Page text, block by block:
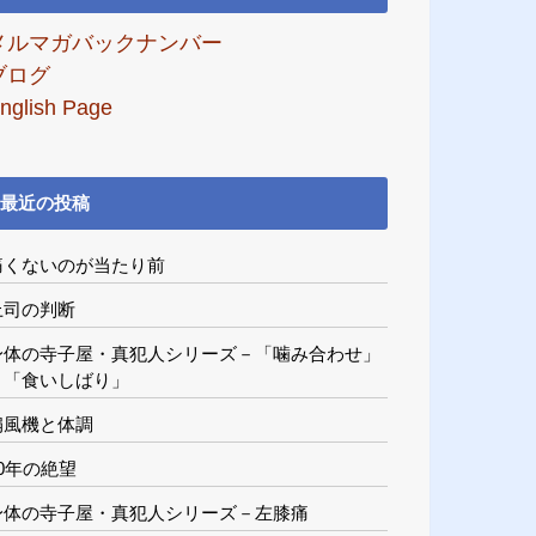
ルマガバックナンバー
ログ
Page
最近の投稿
くないのが当たり前
司の判断
の寺子屋・真犯人シリーズ－「噛み合わせ」
食いしばり」
風機と体調
年の絶望
体の寺子屋・真犯人シリーズ－左膝痛